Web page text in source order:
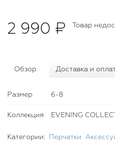
2 990 ₽ Товар
Обзор Доставка и
Размер 6-8
Коллекция EVENING
Категории: Перчатки